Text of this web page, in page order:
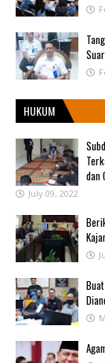
HUKUM
dan
July 09, 2022